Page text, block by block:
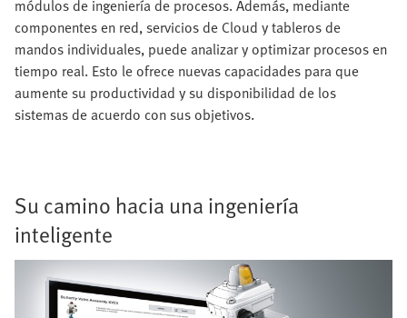
módulos de ingeniería de procesos. Además, mediante
componentes en red, servicios de Cloud y tableros de
mandos individuales, puede analizar y optimizar procesos en
tiempo real. Esto le ofrece nuevas capacidades para que
aumente su productividad y su disponibilidad de los
sistemas de acuerdo con sus objetivos.
Su camino hacia una ingeniería
inteligente